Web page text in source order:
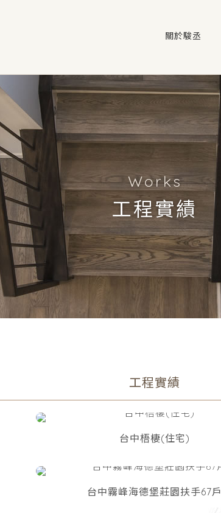
關於駿丞
工程實績
工程實績
台中梧棲(住宅)
台中霧峰海德堡莊園扶手67戶